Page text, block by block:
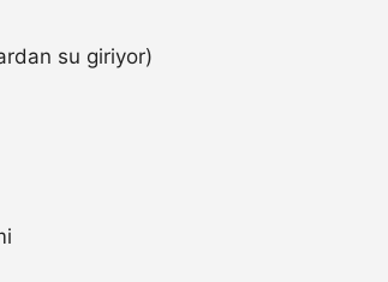
su giriyor)